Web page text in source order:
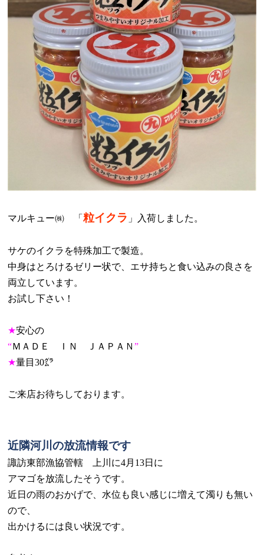
マルキュー㈱ 「粒イクラ 」入荷しました。
サケのイクラを特殊加工で製造。
中身はとろけるゼリー状で、エサ持ちと食い込みの良さを
両立しています。
お試し下さい！
★安心の
“ＭＡＤＥ ＩＮ ＪＡＰＡＮ”
★量目30㌘
ご来店お待ちしております。
近隣河川の放流情報です
諏訪東部漁協管轄 上川に4月 13日に
アマゴを放流したそうです。
近日の雨のおかげで、水位も良い感じに増えて濁りも無い
ので、
出かけるには良い状況です。